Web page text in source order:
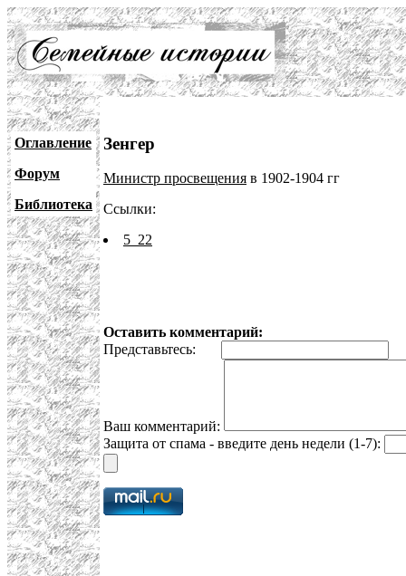
Оглавление
Форум
Библиотека
Зенгер
Министр просвещения в 1902-1904 гг
Ссылки:
5_22
Оставить комментарий:
Представьтесь:
Ваш комментарий:
Защита от спама - введите день недели (1-7):